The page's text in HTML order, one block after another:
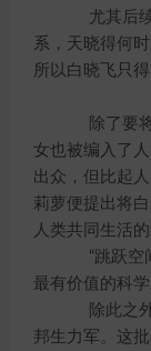
尤其后续
系，天晓得何
所以白晓飞只得
除了要将
女也被编入了
出众，但比起
莉萝便提出将
人类共同生活
“跳跃空间
最有价值的科
除此之外
邦生力军。这